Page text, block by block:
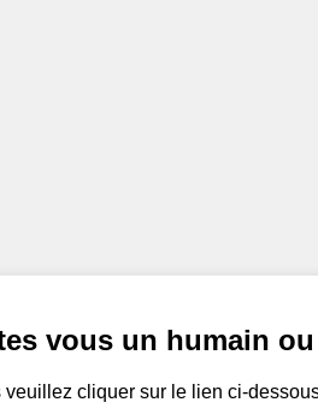
vous un humain
cliquer sur le lien ci-